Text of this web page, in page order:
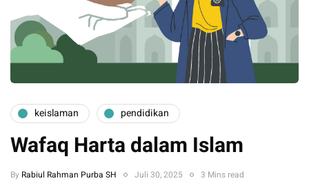
keislaman pendidikan
Wafaq Harta dalam Islam
By Rabiul Rahman Purba SH Juli 30, 2025 3 Mins read